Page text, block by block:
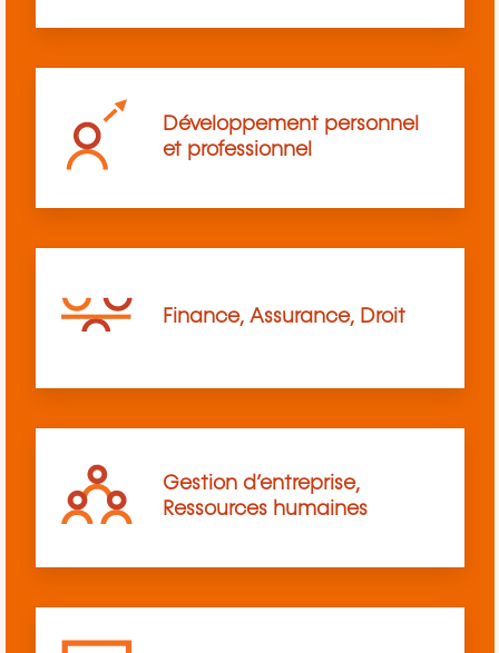
Développement personnel
et professionnel
Finance, Assurance, Droit
Gestion d’entreprise,
Ressources humaines